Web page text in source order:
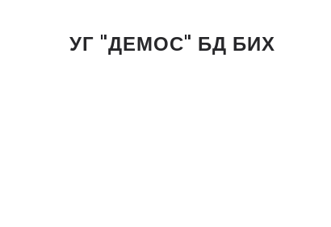
УГ "ДЕМОС" БД БИХ